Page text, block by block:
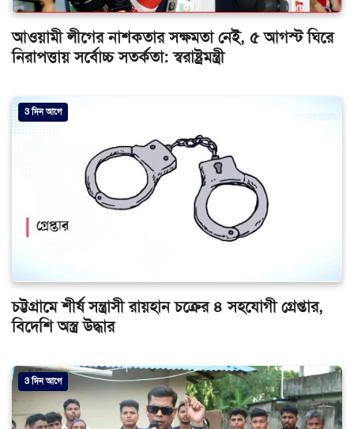
আওয়ামী লীগের নাশকতার সক্ষমতা নেই, ৫ আগস্ট ঘিরে
নিরাপত্তায় সর্বোচ্চ সতর্কতা: স্বরাষ্ট্রমন্ত্রী
3 দিন আগে
চট্টগ্রামে শীর্ষ সন্ত্রাসী রায়হান চক্রের ৪ সহযোগী গ্রেপ্তার,
বিদেশি অস্ত্র উদ্ধার
3 দিন আগে